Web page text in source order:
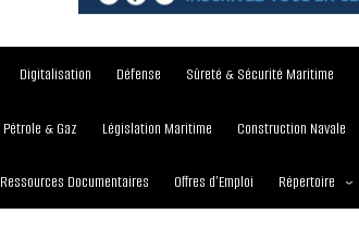
Digitalisation Défense Sûreté & Sécurité Maritime
Pétrole & Gaz Législation Maritime Construction Navale
Ressources Documentaires Offres d’Emploi Répertoire